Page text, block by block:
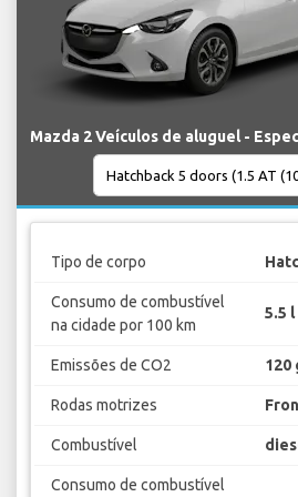
Mazda 2 Veículos de aluguel -
Tipo de corpo
Consumo de combustível
na cidade por 100 km
5.5 l
Emissões de CO2 120
Rodas motrizes
Combustível
Consumo de combustível